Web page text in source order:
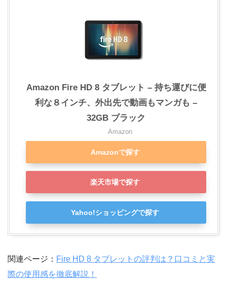
Amazon Fire HD 8 タブレット – 持ち運びに便
利な８インチ、外出先で動画もマンガも –
32GB ブラック
Amazon
Amazonで探す
楽天市場で探す
Yahoo!ショッピングで探す
関連ページ： Fire HD 8 タブレットの評判は？口コミと実
際の使用感を徹底解説！